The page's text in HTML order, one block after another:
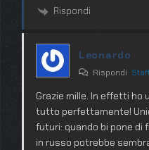
Rispondi
Leonardo
Rispondi
Grazie mille. In effetti ho
tutto perfettamente!
futuri: quando bi pone
in russo potrebbe